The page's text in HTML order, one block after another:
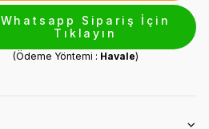
Whatsapp Sipariş İçin
Tıklayın
(Ödeme Yöntemi : Havale)